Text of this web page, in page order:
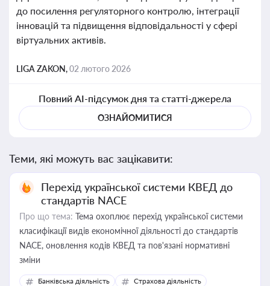
до посилення регуляторного контролю, інтеграції
інновацій та підвищення відповідальності у сфері
віртуальних активів.
LIGA ZAKON,02 лютого 2026
Повний AI-підсумок дня та статті-джерела
ОЗНАЙОМИТИСЯ
Теми, які можуть вас зацікавити:
Перехід української системи КВЕД до
стандартів NACE
Про що тема: Тема охоплює перехід української системи
класифікації видів економічної діяльності до стандартів
NACE, оновлення кодів КВЕД та пов'язані нормативні
зміни
Банківська діяльність
Страхова діяльність